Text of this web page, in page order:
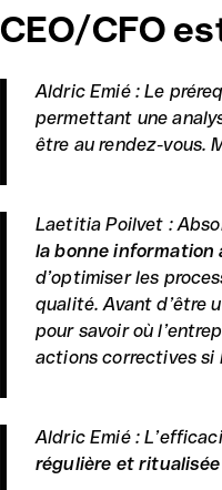
CEO/CFO
Aldric Emié : Le
permettant une
être au rendez-vous.
Laetitia Poilvet :
la bonne information
d’optimiser les
qualité. Avant d’être
pour savoir où
actions correctives si
Aldric Emié :
régulière et ritualisée